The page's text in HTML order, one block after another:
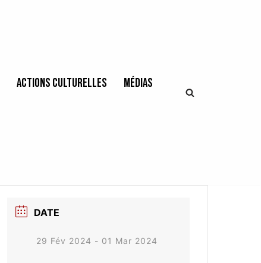
Actions culturelles
Médias
DATE
29 Fév 2024 - 01 Mar 2024